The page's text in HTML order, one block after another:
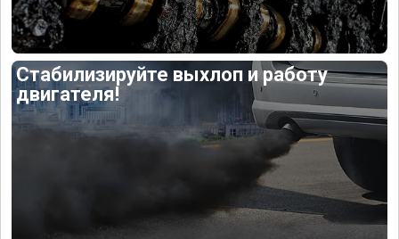
Стабилизируйте выхлоп и работу
двигателя!